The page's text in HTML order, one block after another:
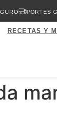
PORTES
RECETAS Y